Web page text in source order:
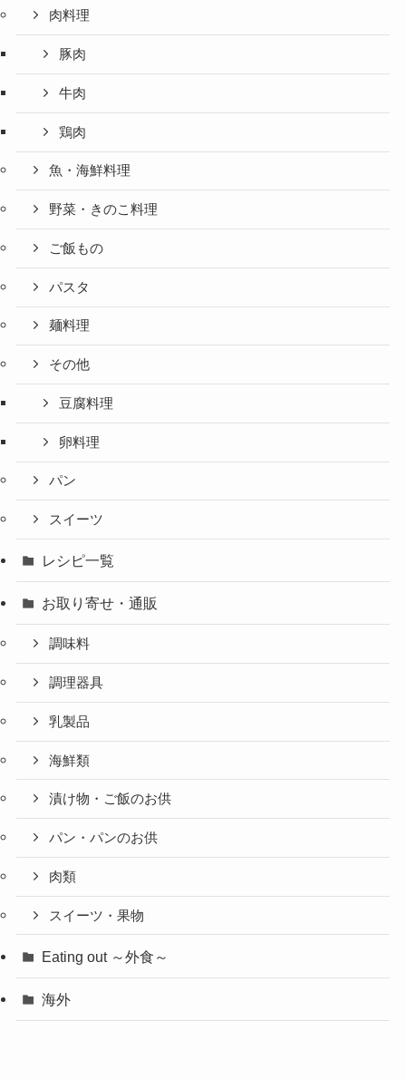
肉料理
豚肉
牛肉
鶏肉
魚・海鮮料理
野菜・きのこ料理
ご飯もの
パスタ
麺料理
その他
豆腐料理
卵料理
パン
スイーツ
レシピ一覧
お取り寄せ・通販
調味料
調理器具
乳製品
海鮮類
漬け物・ご飯のお供
パン・パンのお供
肉類
スイーツ・果物
Eating out ～外食～
海外